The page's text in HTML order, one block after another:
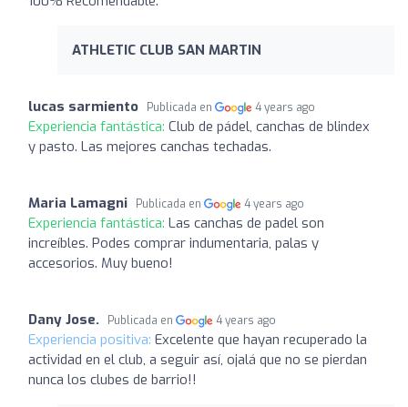
ATHLETIC CLUB SAN MARTIN
lucas sarmiento Publicada en 4 years ago
Experiencia fantástica: Club de pádel, canchas de blindex
y pasto. Las mejores canchas techadas.
Maria Lamagni Publicada en 4 years ago
Experiencia fantástica: Las canchas de padel son
increíbles. Podes comprar indumentaria, palas y
accesorios. Muy bueno!
Dany Jose. Publicada en 4 years ago
Experiencia positiva: Excelente que hayan recuperado la
actividad en el club, a seguir así, ojalá que no se pierdan
nunca los clubes de barrio!!